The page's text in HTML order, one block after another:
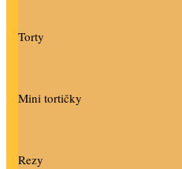
Torty
Mini tortičky
Rezy